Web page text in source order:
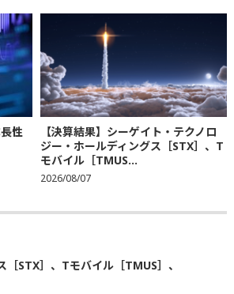
性
【決算結果】シーゲイト・テクノロ
ジー・ホールディングス［STX］、T
モバイル［TMUS...
2026/08/07
［STX］、Tモバイル［TMUS］、